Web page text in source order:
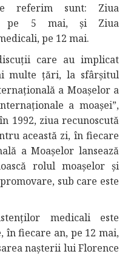
referim sunt: Ziua
pe 5 mai, și Ziua
pe 12 mai.
care au implicat
multe țări, la sfârșitul
a Moașelor a
a moașei”,
1992, ziua recunoscută
această zi, în fiecare
a Moașelor lansează
rolul moașelor și
sub care este
medicali este
fiecare an, pe 12 mai,
nașterii lui Florence